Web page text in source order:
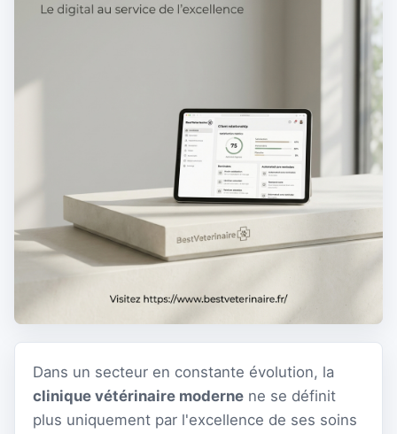
Dans un secteur en constante évolution, la
clinique vétérinaire moderne ne se définit
plus uniquement par l'excellence de ses soins